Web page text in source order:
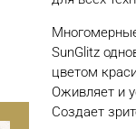
SunGlitz
цветом
Оживляет и
Создает